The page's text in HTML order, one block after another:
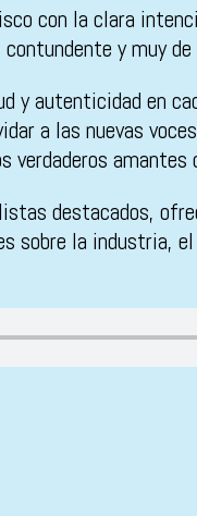
con la clara
y muy de
autenticidad en
a las nuevas
verdaderos amantes
destacados,
la industria,